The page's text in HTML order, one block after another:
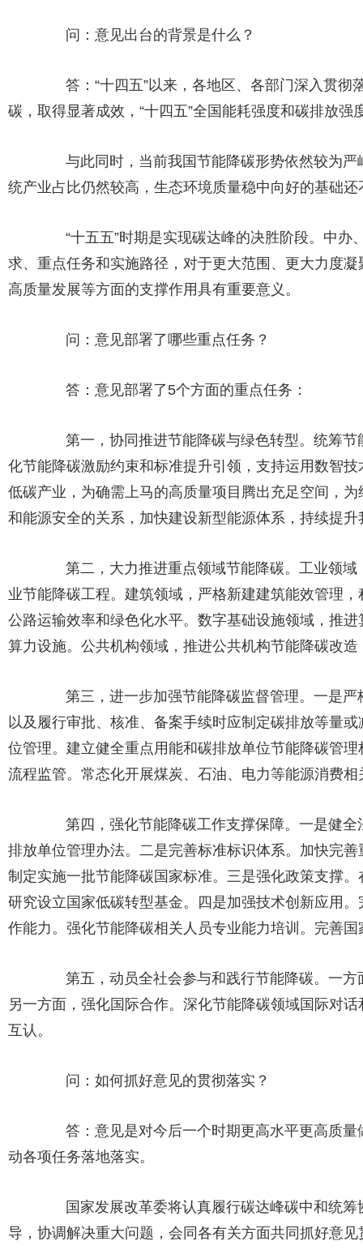
问：意见出台的背景是什么？
答：“十四五”以来，各地区、各部门深入贯彻
碳，取得显著成效，“十四五”全国能耗强度和碳排放强
与此同时，当前我国节能降碳形势依然较为严
统产业占比仍然较高，生态环境质量稳中向好的基础
“十五五”时期是实现碳达峰的决胜阶段。中办
求、重点任务和实施路径，对于更大范围、更大力度
高质量发展等方面的支撑作用具有重要意义。
问：意见部署了哪些重点任务？
答：意见部署了5个方面的重点任务：
第一，协同推进节能降碳与绿色转型。统筹节
化节能降碳激励约束和标准提升引领，支持运用数智
低碳产业，为确需上马的高质量项目腾出充足空间，
和能源安全的关系，加快建设新型能源体系，持续提
第二，大力推进重点领域节能降碳。工业领域
业节能降碳工程。建筑领域，严格新建建筑能效管理
公路运输效率和绿色化水平。数字基础设施领域，推
算力设施。公共机构领域，推进公共机构节能降碳改
第三，进一步加强节能降碳监督管理。一是严
以及履行审批、核准、备案手续时应制定碳排放等量
位管理。建立健全重点用能和碳排放单位节能降碳管
流程监管。常态化开展煤炭、石油、电力等能源消费
第四，强化节能降碳工作支撑保障。一是健全
排放单位管理办法。二是完善标准标识体系。加快完
制定实施一批节能降碳国家标准。三是强化政策支撑
研究设立国家低碳转型基金。四是加强技术创新应用
作能力。强化节能降碳相关人员专业能力培训。完善
第五，动员全社会参与和践行节能降碳。一方
另一方面，强化国际合作。深化节能降碳领域国际对
互认。
问：如何抓好意见的贯彻落实？
答：意见是对今后一个时期更高水平更高质量
动各项任务落地落实。
国家发展改革委将认真履行碳达峰碳中和统筹
导，协调解决重大问题，会同各有关方面共同抓好意见